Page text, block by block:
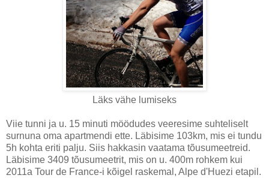
Läks vähe lumiseks
Viie tunni ja u. 15 minuti möödudes veeresime suhteliselt
surnuna oma apartmendi ette. Läbisime 103km, mis ei tundu
5h kohta eriti palju. Siis hakkasin vaatama tõusumeetreid.
Läbisime 3409 tõusumeetrit, mis on u. 400m rohkem kui
2011a Tour de France-i kõigel raskemal, Alpe d'Huezi etapil.